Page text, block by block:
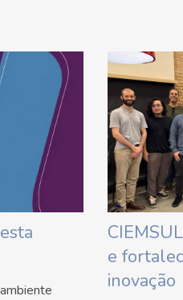
e
inovação